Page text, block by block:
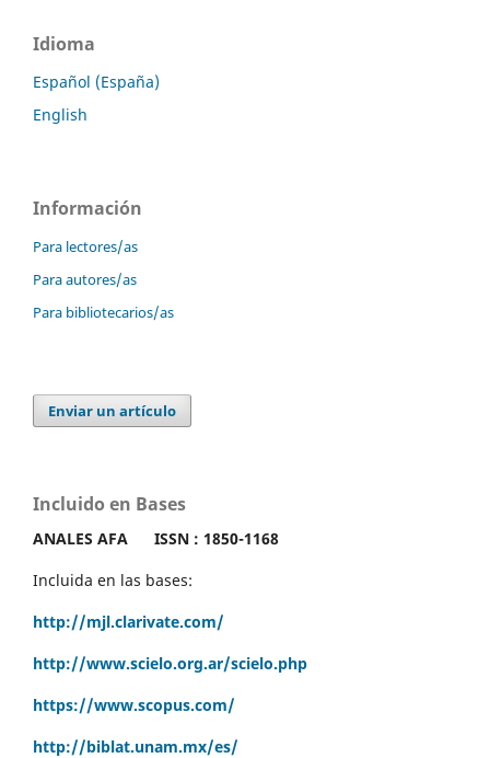
Idioma
Español (España)
English
Información
Para lectores/as
Para autores/as
Para bibliotecarios/as
Enviar un artículo
Incluido en Bases
ANALES AFA ISSN : 1850-1168
Incluida en las bases:
http://mjl.clarivate.com/
http://www.scielo.org.ar/scielo.php
https://www.scopus.com/
http://biblat.unam.mx/es/